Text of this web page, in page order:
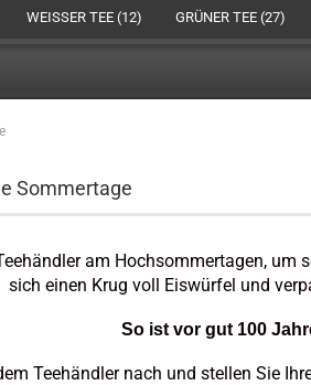
WEISSER TEE (12) GRÜNER TEE (27)
Sommertage
am Hochsommertagen, um
sich einen Krug voll Eiswürfel und
So ist vor gut 100
Teehändler nach und stellen Sie